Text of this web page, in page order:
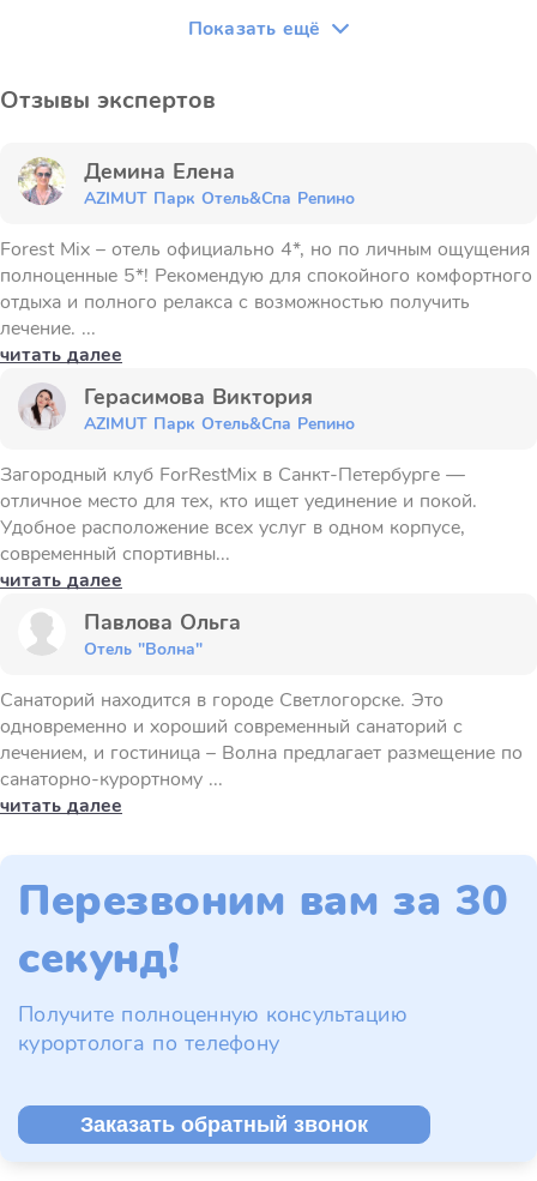
Показать ещё
Отзывы экспертов
Демина Елена
AZIMUT Парк Отель&Спа Репино
Forest Mix – отель официально 4*, но по личным ощущения
полноценные 5*! Рекомендую для спокойного комфортного
отдыха и полного релакса с возможностью получить
лечение. ...
читать далее
Герасимова Виктория
AZIMUT Парк Отель&Спа Репино
Загородный клуб ForRestMix в Санкт-Петербурге —
отличное место для тех, кто ищет уединение и покой.
Удобное расположение всех услуг в одном корпусе,
современный спортивны...
читать далее
Павлова Ольга
Отель "Волна"
Санаторий находится в городе Светлогорске. Это
одновременно и хороший современный санаторий с
лечением, и гостиница – Волна предлагает размещение по
санаторно-курортному ...
читать далее
Перезвоним вам за 30
секунд!
Получите полноценную консультацию
курортолога по телефону
Заказать обратный звонок